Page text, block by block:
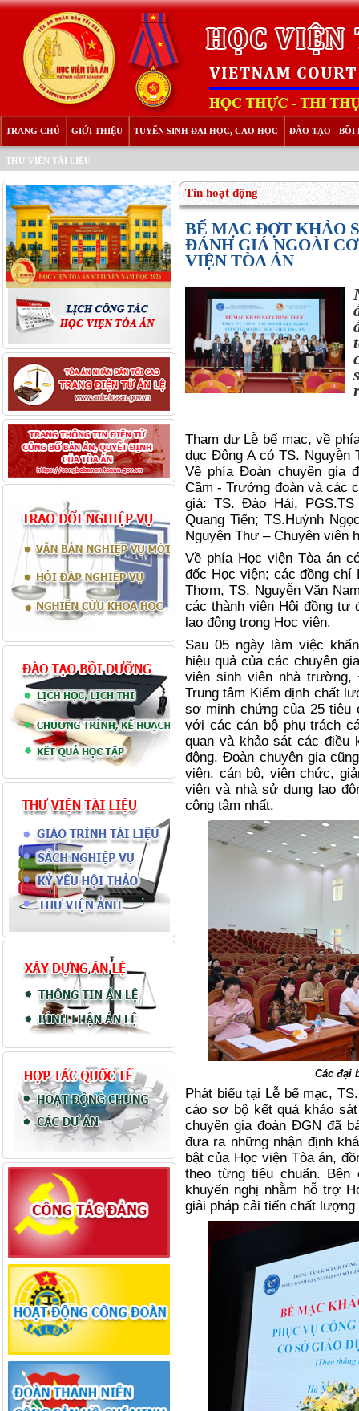
TRANG CHỦ GIỚI THIỆU TUYỂN SINH ĐẠI HỌC, CAO HỌC ĐÀO TẠO - BỒI
THƯ VIỆN TÀI LIỆU
Tin hoạt động
BẾ MẠC ĐỢT KHẢO
ĐÁNH GIÁ NGOÀI
VIỆN TÒA ÁN
Tham dự Lễ bế mạc, về
dục Đông A có TS. Nguyễn
Về phía Đoàn chuyên gia
Cầm - Trưởng đoàn và các
giá: TS. Đào Hải, PGS.TS
Quang Tiến; TS.Huỳnh
Nguyên Thư – Chuyên viên
Về phía Học viện Tòa án
đốc Học viện; các đồng chí
Thơm, TS. Nguyễn Văn
các thành viên Hội đồng tự
lao động trong Học viện.
Sau 05 ngày làm việc
hiệu quả của các chuyên
viên sinh viên nhà trường,
Trung tâm Kiểm định chất
sơ minh chứng của 25 tiêu
với các cán bộ phụ trách
quan và khảo sát các
động. Đoàn chuyên gia
viện, cán bộ, viên chức,
viên và nhà sử dụng lao
công tâm nhất.
Các đại
Phát biểu tại Lễ bế mạc,
cáo sơ bộ kết quả khảo
chuyên gia đoàn ĐGN đã
đưa ra những nhận định
bật của Học viện Tòa án,
theo từng tiêu chuẩn.
khuyến nghị nhằm hỗ trợ
giải pháp cải tiến chất